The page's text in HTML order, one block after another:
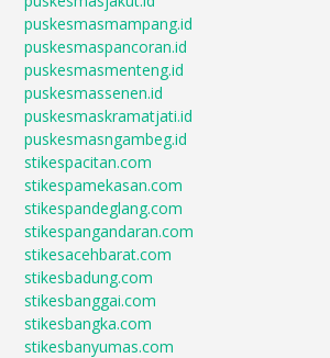
puskesmasmampang.id
puskesmaspancoran.id
puskesmasmenteng.id
puskesmassenen.id
puskesmaskramatjati.id
puskesmasngambeg.id
stikespacitan.com
stikespamekasan.com
stikespandeglang.com
stikespangandaran.com
stikesacehbarat.com
stikesbadung.com
stikesbanggai.com
stikesbangka.com
stikesbanyumas.com